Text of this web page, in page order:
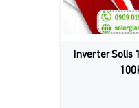
Inverter Solis